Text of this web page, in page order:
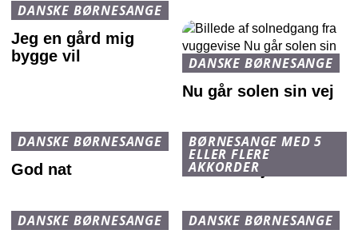
DANSKE BØRNESANGE
Jeg en gård mig
bygge vil
DANSKE BØRNESANGE
Nu går solen sin vej
DANSKE BØRNESANGE
God nat
BØRNESANGE MED 5
ELLER FLERE
AKKORDER
Søren Banjomus
DANSKE BØRNESANGE
DANSKE BØRNESANGE